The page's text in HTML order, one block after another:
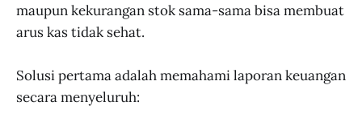
maupun kekurangan stok sama-sama bisa membuat
arus kas tidak sehat.
Solusi pertama adalah memahami laporan keuangan
secara menyeluruh: